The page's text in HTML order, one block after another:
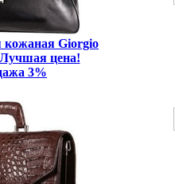
Giorgio
цена!
3%